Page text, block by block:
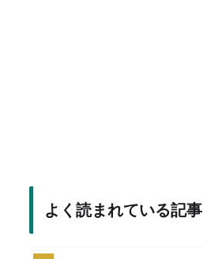
よく読まれている記事